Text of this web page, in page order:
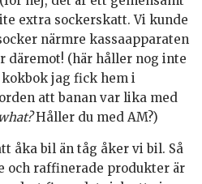
extra sockerskatt. Vi kunde
närmre kassaapparaten
däremot! (här håller nog inte
jag fick hem i
att banan var lika med
Håller du med AM?)
åka bil än tåg åker vi bil. Så
och raffinerade produkter är